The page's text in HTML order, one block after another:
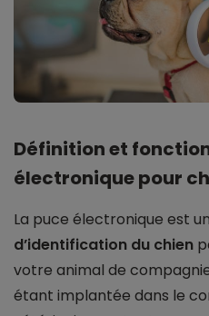
Définition et
électronique pour
La puce électronique est
d’identification du chien
votre animal de
étant implantée dans le